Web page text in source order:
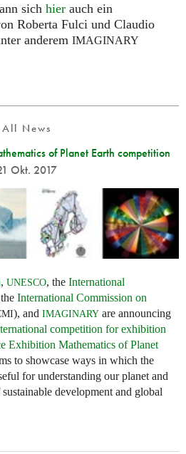
sich hier auch ein
Roberta Fulci und Claudio
anderem IMAGINARY
All News
of Planet Earth competition
Okt. 2017
, UNESCO, the International
International Commission on
), and IMAGINARY are announcing
competition for exhibition
Exhibition Mathematics of Planet
to showcase ways in which the
for understanding our planet and
development and global